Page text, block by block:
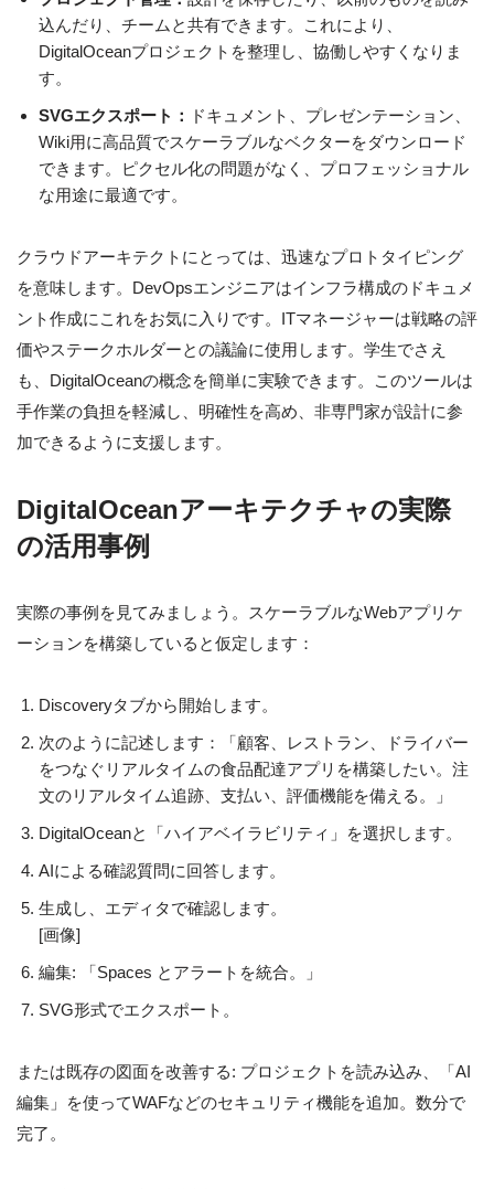
込んだり、チームと共有できます。これにより、
DigitalOceanプロジェクトを整理し、協働しやすくなりま
す。
SVGエクスポート：
ドキュメント、プレゼンテーション、
Wiki用に高品質でスケーラブルなベクターをダウンロード
できます。ピクセル化の問題がなく、プロフェッショナル
な用途に最適です。
クラウドアーキテクトにとっては、迅速なプロトタイピング
を意味します。DevOpsエンジニアはインフラ構成のドキュメ
ント作成にこれをお気に入りです。ITマネージャーは戦略の評
価やステークホルダーとの議論に使用します。学生でさえ
も、DigitalOceanの概念を簡単に実験できます。このツールは
手作業の負担を軽減し、明確性を高め、非専門家が設計に参
加できるように支援します。
DigitalOceanアーキテクチャの実際
の活用事例
実際の事例を見てみましょう。スケーラブルなWebアプリケ
ーションを構築していると仮定します：
Discoveryタブから開始します。
次のように記述します：「顧客、レストラン、ドライバー
をつなぐリアルタイムの食品配達アプリを構築したい。注
文のリアルタイム追跡、支払い、評価機能を備える。」
DigitalOceanと「ハイアベイラビリティ」を選択します。
AIによる確認質問に回答します。
生成し、エディタで確認します。
[画像]
編集: 「Spaces とアラートを統合。」
SVG形式でエクスポート。
または既存の図面を改善する: プロジェクトを読み込み、「AI
編集」を使ってWAFなどのセキュリティ機能を追加。数分で
完了。